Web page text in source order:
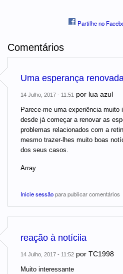
Partilhe no
Comentários
Uma esperança
14 Julho, 2017 - 11:51 por lua azul
Parece-me uma experiência muito
desde já começar a renovar as
problemas relacionados com a
mesmo trazer-lhes muito boas
dos seus casos.
Array
Inicie sessãopara publicar comentários
reação à notíciia
14 Julho, 2017 - 11:52 por TC1998
Muito interessante